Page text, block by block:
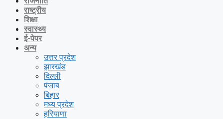
राष्ट्रीय
शिक्षा
स्वास्थ्य
ई-पेपर
अन्य
उत्तर प्रदेश
झारखंड
दिल्ली
पंजाब
बिहार
मध्य प्रदेश
हरियाणा